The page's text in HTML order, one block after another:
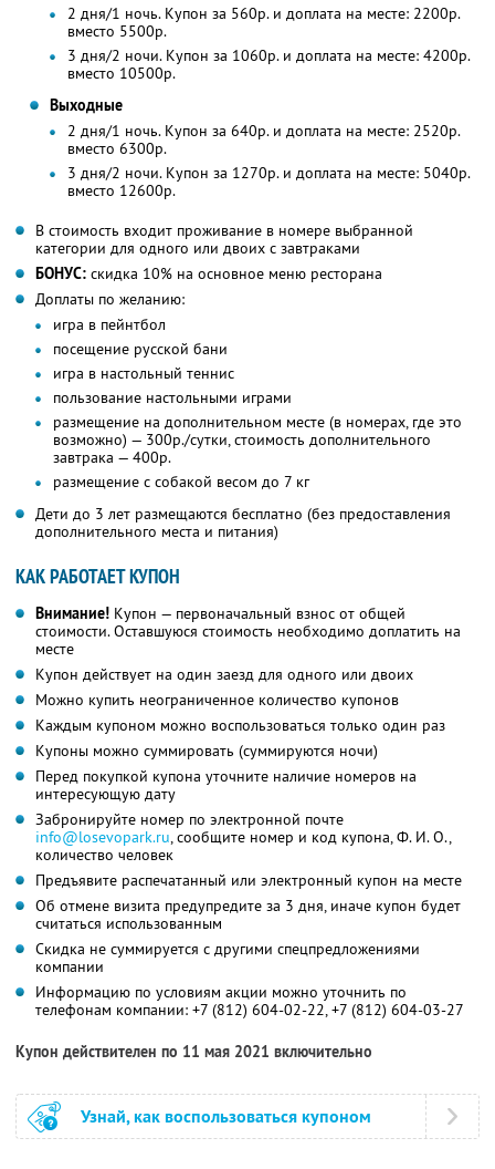
2 дня/1 ночь. Купон за 560р. и доплата на месте: 2200р.
вместо 5500р.
3 дня/2 ночи. Купон за 1060р. и доплата на месте: 4200р.
вместо 10500р.
Выходные
2 дня/1 ночь. Купон за 640р. и доплата на месте: 2520р.
вместо 6300р.
3 дня/2 ночи. Купон за 1270р. и доплата на месте: 5040р.
вместо 12600р.
В стоимость входит проживание в номере выбранной
категории для одного или двоих с завтраками
БОНУС: скидка 10% на основное меню ресторана
Доплаты по желанию:
игра в пейнтбол
посещение русской бани
игра в настольный теннис
пользование настольными играми
размещение на дополнительном месте (в номерах, где это
возможно) — 300р./сутки, стоимость дополнительного
завтрака — 400р.
размещение с собакой весом до 7 кг
Дети до 3 лет размещаются бесплатно (без предоставления
дополнительного места и питания)
КАК РАБОТАЕТ КУПОН
Внимание! Купон — первоначальный взнос от общей
стоимости. Оставшуюся стоимость необходимо доплатить на
месте
Купон действует на один заезд для одного или двоих
Можно купить неограниченное количество купонов
Каждым купоном можно воспользоваться только один раз
Купоны можно суммировать (суммируются ночи)
Перед покупкой купона уточните наличие номеров на
интересующую дату
Забронируйте номер по электронной почте
info@losevopark.ru, сообщите номер и код купона,Ф. И. О.,
количество человек
Предъявите распечатанный или электронный купон на месте
Об отмене визита предупредите за 3 дня, иначе купон будет
считаться использованным
Скидка не суммируется с другими спецпредложениями
компании
Информацию по условиям акции можно уточнить по
телефонам компании: +7 (812) 604-02-22,+7 (812) 604-03-27
Купон действителен по 11 мая 2021 включительно
Узнай, как воспользоваться купоном